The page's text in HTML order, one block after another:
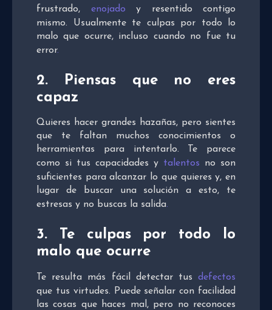
frustrado, enojado y resentido contigo
mismo. Usualmente te culpas por todo lo
malo que ocurre, incluso cuando no fue tu
error.
2. Piensas que no eres
capaz
Quieres hacer grandes hazañas, pero sientes
que te faltan muchos conocimientos o
herramientas para intentarlo. Te parece
como si tus capacidades y talentos no son
suficientes para alcanzar lo que quieres y, en
lugar de buscar una solución a esto, te
estresas y no buscas la salida.
3. Te culpas por todo lo
malo que ocurre
Te resulta más fácil detectar tus defectos
que tus virtudes. Puede señalar con facilidad
las cosas que haces mal, pero no reconoces